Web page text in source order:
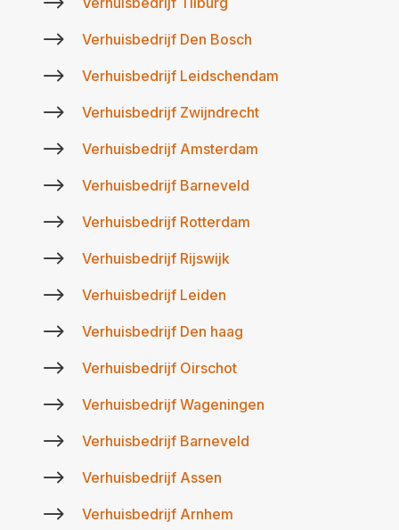
$ Verhuisbedrijf Den Bosch
$ Verhuisbedrijf Leidschendam
$ Verhuisbedrijf Zwijndrecht
$ Verhuisbedrijf Amsterdam
$ Verhuisbedrijf Barneveld
$ Verhuisbedrijf Rotterdam
$ Verhuisbedrijf Rijswijk
$ Verhuisbedrijf Leiden
$ Verhuisbedrijf Den haag
$ Verhuisbedrijf Oirschot
$ Verhuisbedrijf Wageningen
$ Verhuisbedrijf Barneveld
$ Verhuisbedrijf Assen
$ Verhuisbedrijf Arnhem